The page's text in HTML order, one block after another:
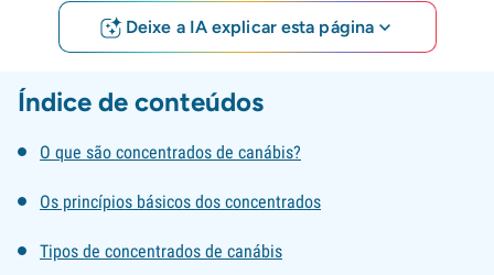
Deixe a IA explicar esta página
Índice de conteúdos
O que são concentrados de canábis?
Os princípios básicos dos concentrados
Tipos de concentrados de canábis